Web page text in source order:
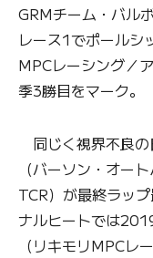
GRMチーム・バル
レース1でポールシ
MPCレーシング／
季3勝目をマーク。
同じく視界不良
（バーソン・オー
TCR）が最終ラッ
ナルヒートでは
（リキモリMPCレ